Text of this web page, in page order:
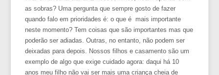
as sobras? Uma pergunta que sempre gosto de fazer
quando falo em prioridades é: o que é mais importante
neste momento? Tem coisas que são importantes mas que
poderão ser adiadas. Outras, no entanto, não podem ser
deixadas para depois. Nossos filhos e casamento são um
exemplo de algo que exige cuidado agora: daqui há 10
anos meu filho não vai ser mais uma criança cheia de